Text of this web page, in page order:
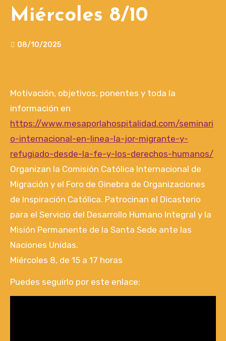
Miércoles 8/10
08/10/2025
Motivación, objetivos, ponentes y toda la
información en
https://www.mesaporlahospitalidad.com/seminari
o-internacional-en-linea-la-jor-migrante-y-
refugiado-desde-la-fe-y-los-derechos-humanos/
Organizan la Comisión Católica Internacional de
Migración y el Foro de Ginebra de Organizaciones
de Inspiración Católica. Patrocinan el Dicasterio
para el Servicio del Desarrollo Humano Integral y la
Misión Permanente de la Santa Sede ante las
Naciones Unidas.
Miércoles 8, de 15 a 17 horas
Puedes seguirlo por este enlace: